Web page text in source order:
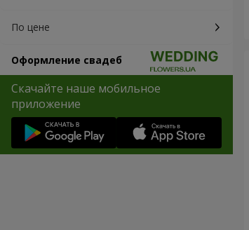
По цене
Оформление свадеб
Скачайте наше мобильное
приложение